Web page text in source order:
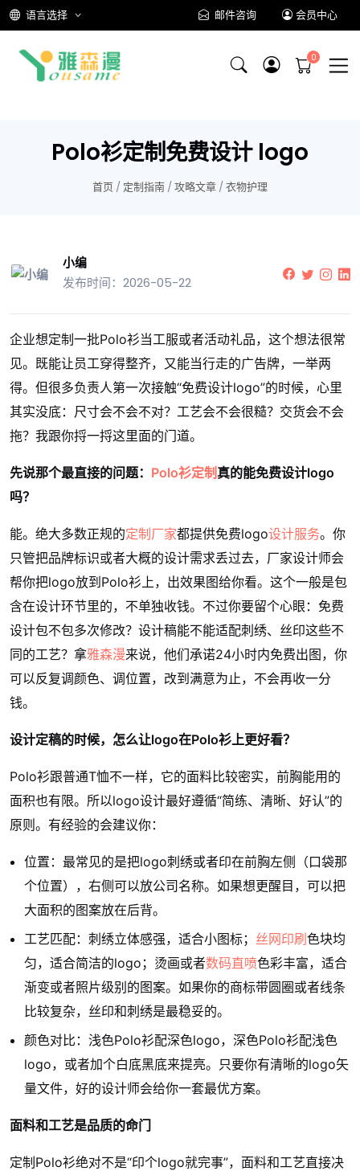
语言选择 邮件咨询 会员中心
Polo衫定制免费设计 logo
首页 / 定制指南 / 攻略文章 / 衣物护理
小编
发布时间：2026-05-22
企业想定制一批Polo衫当工服或者活动礼品，这个想法很常
见。既能让员工穿得整齐，又能当行走的广告牌，一举两
得。但很多负责人第一次接触“免费设计logo”的时候，心里
其实没底：尺寸会不会不对？工艺会不会很糙？交货会不会
拖？我跟你捋一捋这里面的门道。
先说那个最直接的问题： Polo衫定制 真的能免费设计logo
吗？
能。绝大多数正规的定制厂家都提供免费logo设计服务。你
只管把品牌标识或者大概的设计需求丢过去，厂家设计师会
帮你把logo放到Polo衫上，出效果图给你看。这个一般是包
含在设计环节里的，不单独收钱。不过你要留个心眼：免费
设计包不包多次修改？设计稿能不能适配刺绣、丝印这些不
同的工艺？拿雅森漫来说，他们承诺24小时内免费出图，你
可以反复调颜色、调位置，改到满意为止，不会再收一分
钱。
设计定稿的时候，怎么让logo在Polo衫上更好看？
Polo衫跟普通T恤不一样，它的面料比较密实，前胸能用的
面积也有限。所以logo设计最好遵循“简练、清晰、好认”的
原则。有经验的会建议你：
位置：最常见的是把logo刺绣或者印在前胸左侧（口袋那
个位置），右侧可以放公司名称。如果想更醒目，可以把
大面积的图案放在后背。
工艺匹配：刺绣立体感强，适合小图标； 丝网印刷 色块均
匀，适合简洁的logo；烫画或者数码直喷色彩丰富，适合
渐变或者照片级别的图案。如果你的商标带圆圈或者线条
比较复杂，丝印和刺绣是最稳妥的。
颜色对比：浅色Polo衫配深色logo，深色Polo衫配浅色
logo，或者加个白底黑底来提亮。只要你有清晰的logo矢
量文件，好的设计师会给你一套最优方案。
面料和工艺是品质的命门
定制Polo衫绝对不是“印个logo就完事”，面料和工艺直接决